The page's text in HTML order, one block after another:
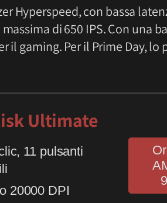
Hyperspeed, con bassa
di 650 IPS. Con una
il gaming. Per il Prime Day, lo
Ultimate
11 pulsanti
20000 DPI